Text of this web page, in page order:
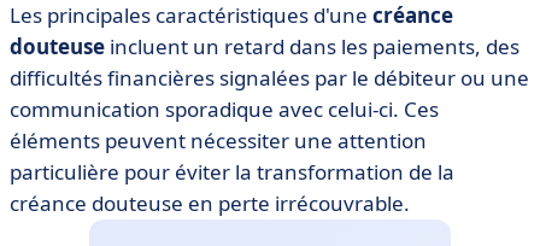
Les principales caractéristiques d'une créance
douteuse incluent un retard dans les paiements, des
difficultés financières signalées par le débiteur ou une
communication sporadique avec celui-ci. Ces
éléments peuvent nécessiter une attention
particulière pour éviter la transformation de la
créance douteuse en perte irrécouvrable.